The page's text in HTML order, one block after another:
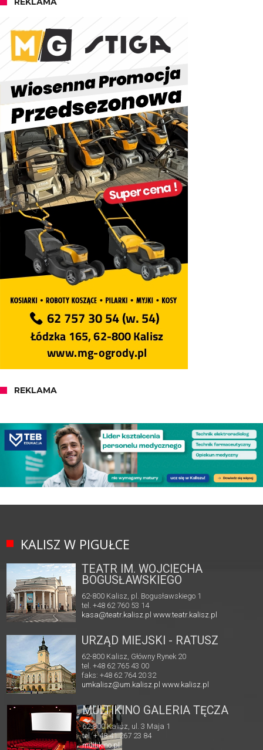
REKLAMA
KALISZ W PIGUŁCE
TEATR IM. WOJCIECHA
BOGUSŁAWSKIEGO
62-800 Kalisz, pl. Bogusławskiego 1
tel. +48 62 760 53 14
kasa@teatr.kalisz.pl www.teatr.kalisz.pl
URZĄD MIEJSKI - RATUSZ
62-800 Kalisz, Główny Rynek 20
tel. +48 62 765 43 00
faks: +48 62 764 20 32
umkalisz@um.kalisz.plwww.kalisz.pl
MULTIKINO GALERIA TĘCZA
62-800 Kalisz, ul. 3 Maja 1
tel. + 48 41 267 23 84
multikino.pl